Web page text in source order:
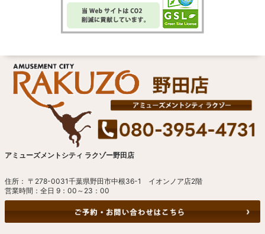
アミューズメントシティ ラクゾー野田店
住所： 〒278-0031千葉県野田市中根36-1 イオンノア店2階
営業時間：全日 9：00～23：00